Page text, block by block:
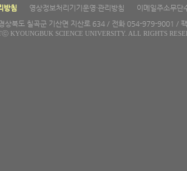
방침 영상정보처리기기운영·관리방침
이메일주소무단
상북도 칠곡군 기산면 지산로 634 / 전화 054-979-9001 /
KYOUNGBUK SCIENCE UNIVERSITY. ALL RIGHTS